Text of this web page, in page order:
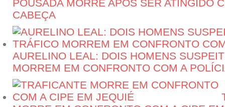
POUSADA MORRE APÓS SER ATINGIDO
CABEÇA
AURELINO LEAL: DOIS HOMENS
MORREM EM CONFRONTO COM A